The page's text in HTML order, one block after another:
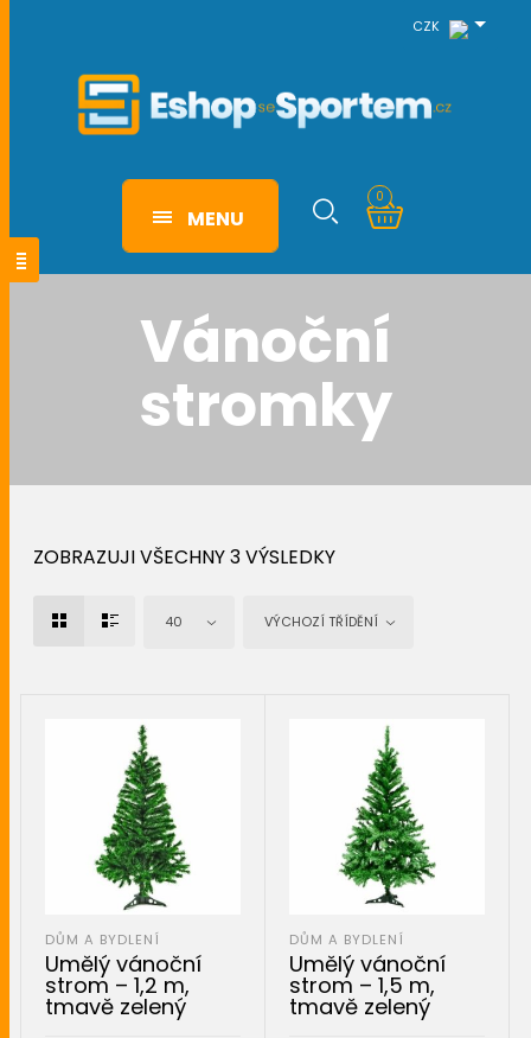
CZK
MENU
0
Vánoční
stromky
ZOBRAZUJI VŠECHNY 3 VÝSLEDKY
40 VÝCHOZÍ TŘÍDĚNÍ
DŮM A BYDLENÍ
Umělý vánoční
strom – 1,2 m,
tmavě zelený
DŮM A BYDLENÍ
Umělý vánoční
strom – 1,5 m,
tmavě zelený